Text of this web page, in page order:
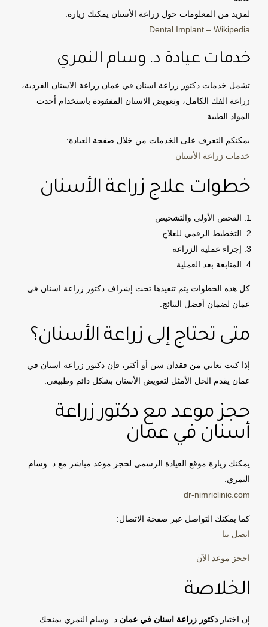
لمزيد من المعلومات حول زراعة الأسنان يمكنك زيارة:
Dental Implant – Wikipedia
خدمات عيادة د. وسام النمري
تشمل خدمات دكتور زراعة اسنان في عمان زراعة الاسنان الفردية،
زراعة الفك الكامل، وتعويض الاسنان المفقودة باستخدام أحدث
المواد الطبية.
يمكنكم التعرف على الخدمات من خلال صفحة العيادة:
خدمات زراعة الأسنان
خطوات علاج زراعة الأسنان
الفحص الأولي والتشخيص
التخطيط الرقمي للعلاج
إجراء عملية الزراعة
المتابعة بعد العملية
كل هذه الخطوات يتم تنفيذها تحت إشراف دكتور زراعة اسنان في
عمان لضمان أفضل النتائج.
متى تحتاج إلى زراعة الأسنان؟
إذا كنت تعاني من فقدان سن أو أكثر، فإن دكتور زراعة اسنان في
عمان يقدم الحل الأمثل لتعويض الأسنان بشكل دائم وطبيعي.
حجز موعد مع دكتور زراعة
أسنان في عمان
يمكنك زيارة موقع العيادة الرسمي لحجز موعد مباشر مع د. وسام
النمري:
dr-nimriclinic.com
كما يمكنك التواصل عبر صفحة الاتصال:
اتصل بنا
احجز موعد الآن
الخلاصة
إن اختيار دكتور زراعة اسنان في عمان د. وسام النمري يمنحك